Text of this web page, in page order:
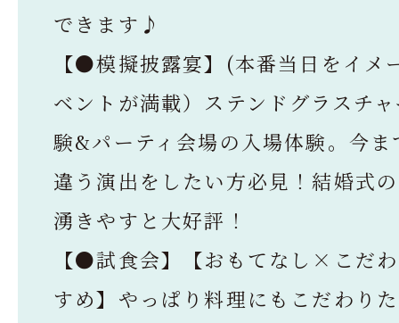
できます♪
【●模擬披露宴】(本番当日をイメ
ベントが満載）ステンドグラスチ
験&パーティ会場の入場体験。今
違う演出をしたい方必見！結婚式
湧きやすと大好評！
【●試食会】【おもてなし×こだ
すめ】やっぱり料理にもこだわり